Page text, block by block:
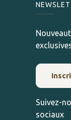
Suivez-
sociaux